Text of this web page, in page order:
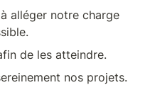
alléger notre charge
de les atteindre.
nos projets.